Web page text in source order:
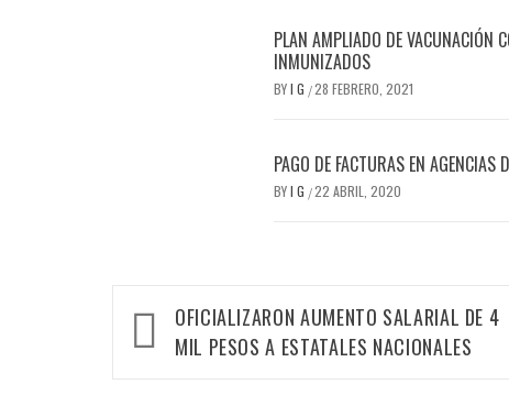
PLAN AMPLIADO DE VACUNACIÓN
INMUNIZADOS
BYI G /28 FEBRERO, 2021
PAGO DE FACTURAS EN AGENCIAS
BYI G /22 ABRIL, 2020
Navegación
de
OFICIALIZARON AUMENTO SALARIAL DE 4
MIL PESOS A ESTATALES NACIONALES